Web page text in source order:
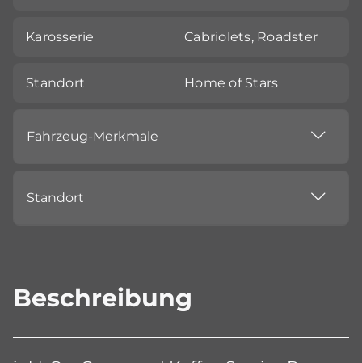
Karosserie Cabriolets, Roadster
Standort Home of Stars
Fahrzeug-Merkmale
Standort
Beschreibung